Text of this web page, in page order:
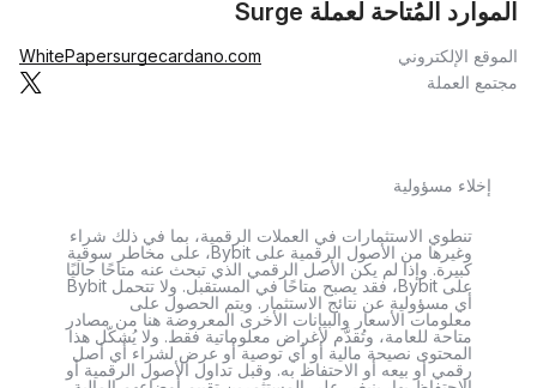
الموارد المُتاحة لعملة Surge
الموقع الإلكتروني surgecardano.com
WhitePaper
مجتمع العملة
إخلاء مسؤولية
تنطوي الاستثمارات في العملات الرقمية، بما في ذلك شراء
وغيرها من الأصول الرقمية على Bybit، على مخاطر سوقية
كبيرة. وإذا لم يكن الأصل الرقمي الذي تبحث عنه متاحًا حاليًا
على Bybit، فقد يصبح متاحًا في المستقبل. ولا تتحمل Bybit
أي مسؤولية عن نتائج الاستثمار. ويتم الحصول على
معلومات الأسعار والبيانات الأخرى المعروضة هنا من مصادر
متاحة للعامة، وتُقدَّم لأغراض معلوماتية فقط. ولا يُشكّل هذا
المحتوى نصيحة مالية أو أي توصية أو عرض لشراء أي أصل
رقمي أو بيعه أو الاحتفاظ به. وقبل تداول الأصول الرقمية أو